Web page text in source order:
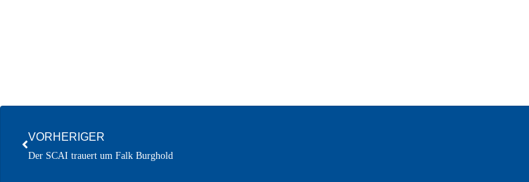
VORHERIGER
Der SCAI trauert um Falk Burghold